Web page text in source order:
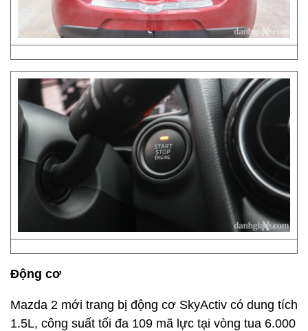
Động cơ
Mazda 2 mới trang bị động cơ SkyActiv có dung tích
1.5L, công suất tối đa 109 mã lực tại vòng tua 6.000